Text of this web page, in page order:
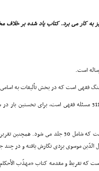
کار مى برد. کتاب یاد شده بر خلاف
است.
فقهى است که در بخش تألیفات به
اثر مهم فقهى سیّد سبزوارى «مهذّب الأحکام»
الدّین موسوى یزدى نگارش یافته و در
است که تقریظ و مقدمه کتاب «مهذّب